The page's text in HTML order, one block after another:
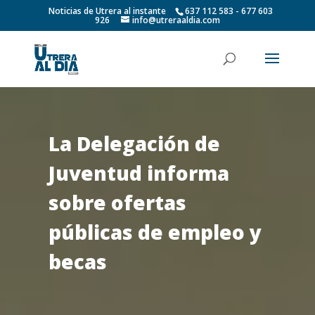
Noticias de Utrera al instante 637 112 583 - 677 603
926 info@utreraaldia.com
La Delegación de
Juventud informa
sobre ofertas
públicas de empleo y
becas